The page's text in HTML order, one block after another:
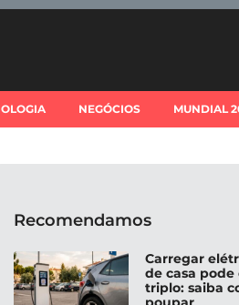
NEGÓCIOS MUNDIAL
Recomendamos
Carregar
de casa pode
triplo: saiba